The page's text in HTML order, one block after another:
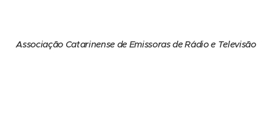
Associação Catarinense de Emissoras de Rádio e Televisão